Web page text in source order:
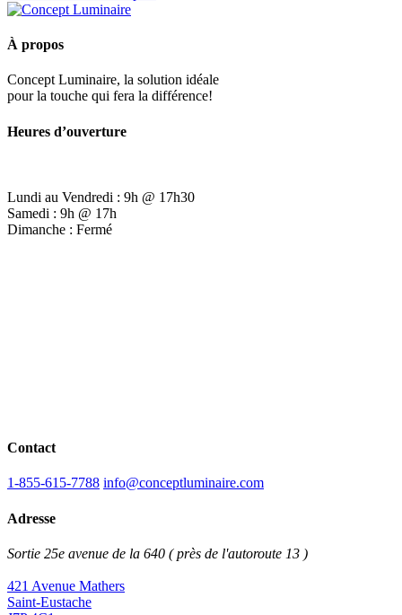
À propos
Concept Luminaire, la solution idéale
pour la touche qui fera la différence!
Heures d’ouverture
Lundi au Vendredi : 9h @ 17h30
Samedi : 9h @ 17h
Dimanche : Fermé
Contact
1-855-615-7788 info@conceptluminaire.com
Adresse
Sortie 25e avenue de la 640 ( près de l'autoroute 13 )
421 Avenue Mathers
Saint-Eustache